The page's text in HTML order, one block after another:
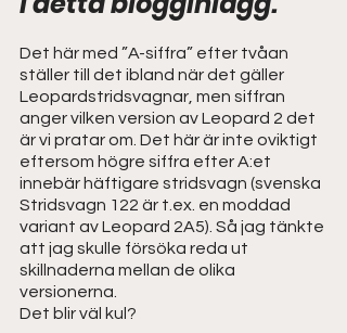
Det här med ”A-siffra” efter tvåan
ställer till det ibland när det gäller
Leopardstridsvagnar, men siffran
anger vilken version av Leopard 2 det
är vi pratar om. Det här är inte oviktigt
eftersom högre siffra efter A:et
innebär häftigare stridsvagn (svenska
Stridsvagn 122 är t.ex. en moddad
variant av Leopard 2A5). Så jag tänkte
att jag skulle försöka reda ut
skillnaderna mellan de olika
versionerna.
Det blir väl kul?